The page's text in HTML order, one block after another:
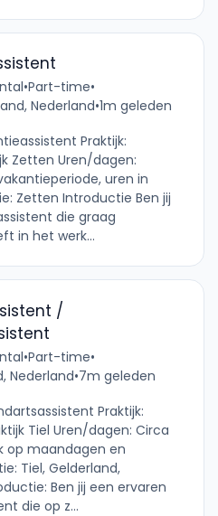
•Part-time•
Nederland•1m geleden
Praktijk:
Zetten Uren/dagen:
uren in
Zetten Introductie Ben jij
die graag
in het werk...
/
•Part-time•
Nederland•7m geleden
Praktijk:
Tiel Uren/dagen: Circa
op maandagen en
Tiel, Gelderland,
Ben jij een ervaren
die op z...